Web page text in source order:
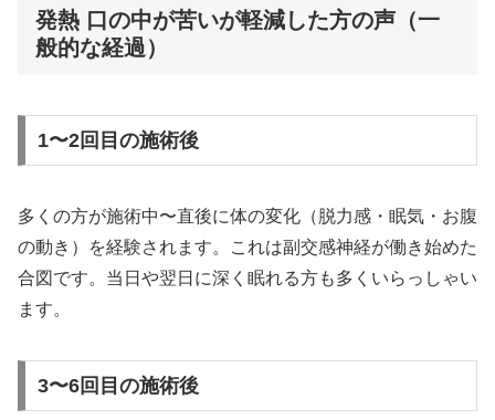
発熱 口の中が苦いが軽減した方の声（一
般的な経過）
1〜2回目の施術後
多くの方が施術中〜直後に体の変化（脱力感・眠気・お腹
の動き）を経験されます。これは副交感神経が働き始めた
合図です。当日や翌日に深く眠れる方も多くいらっしゃい
ます。
3〜6回目の施術後